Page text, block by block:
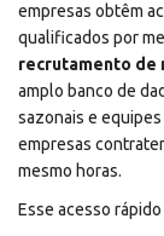
empresas obtêm
qualificados por
recrutamento de
amplo banco de
sazonais e
empresas
mesmo horas.
Esse acesso